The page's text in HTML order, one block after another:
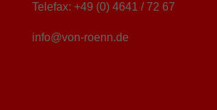
Telefax: +49 (0) 4641 / 72 67
info@von-roenn.de